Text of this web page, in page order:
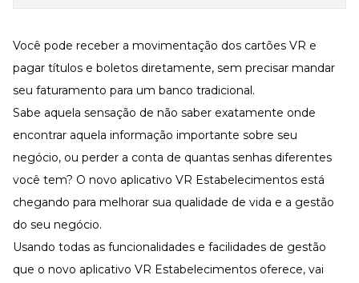
Você pode receber a movimentação dos cartões VR e
pagar títulos e boletos diretamente, sem precisar mandar
seu faturamento para um banco tradicional.
Sabe aquela sensação de não saber exatamente onde
encontrar aquela informação importante sobre seu
negócio, ou perder a conta de quantas senhas diferentes
você tem? O novo aplicativo VR Estabelecimentos está
chegando para melhorar sua qualidade de vida e a gestão
do seu negócio.
Usando todas as funcionalidades e facilidades de gestão
que o novo aplicativo VR Estabelecimentos oferece, vai